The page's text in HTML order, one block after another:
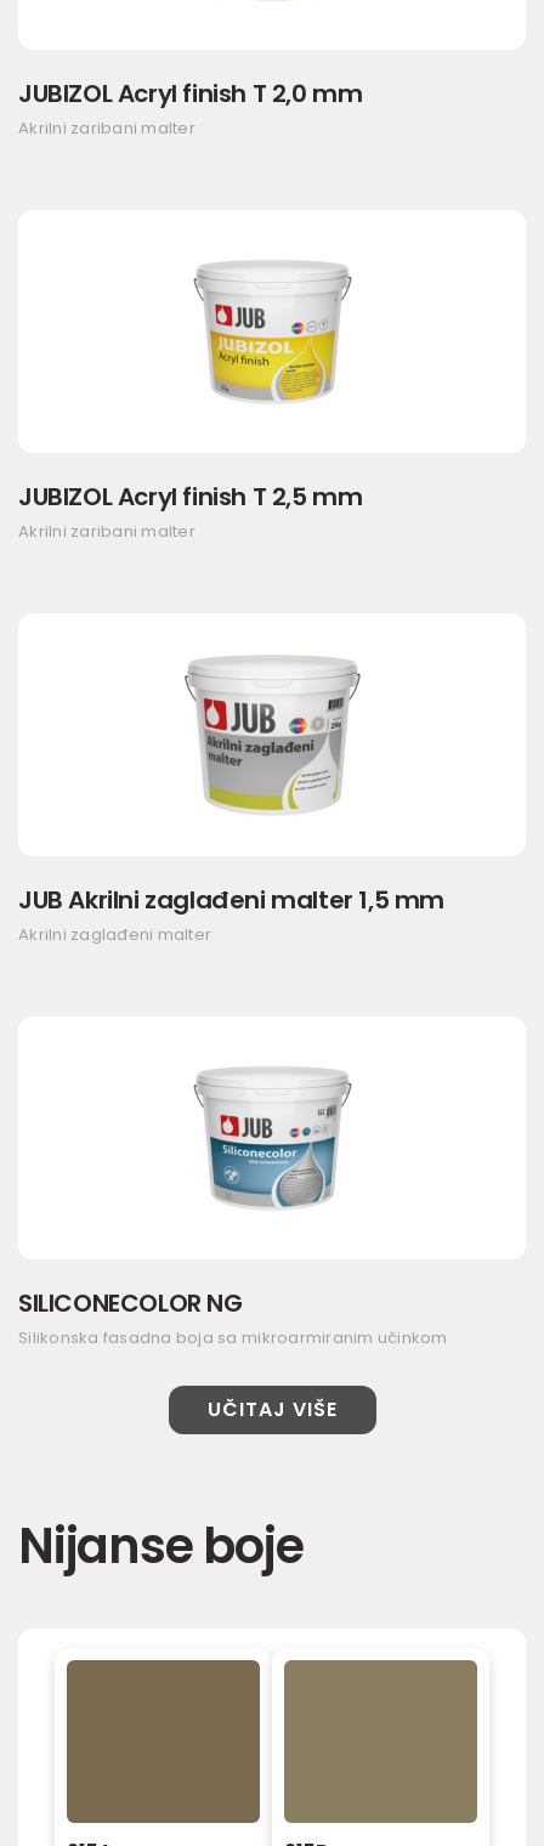
JUBIZOL Acryl finish T 2,0 mm
Akrilni zaribani malter
JUBIZOL Acryl finish T 2,5 mm
Akrilni zaribani malter
JUB Akrilni zaglađeni malter 1,5 mm
Akrilni zaglađeni malter
SILICONECOLOR NG
Silikonska fasadna boja sa mikroarmiranim učinkom
UČITAJ VIŠE
Nijanse boje